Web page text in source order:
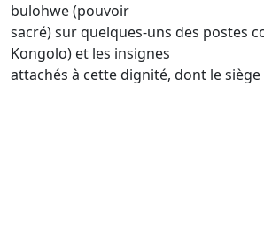
bulohwe (pouvoir
sacré) sur quelques-uns des postes
Kongolo) et les insignes
attachés à cette dignité, dont le